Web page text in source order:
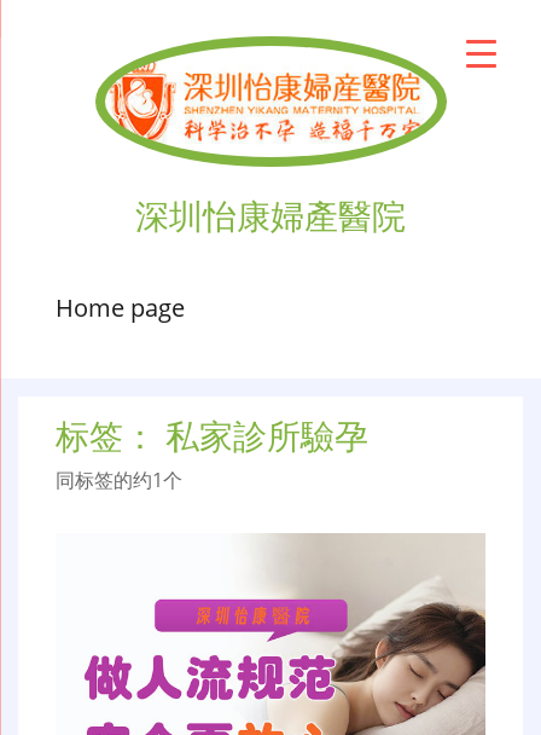
深圳怡康婦產醫院
Home page
标签： 私家診所驗孕
同标签的约1个